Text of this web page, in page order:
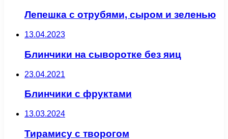
Лепешка с отрубями, сыром и зеленью
13.04.2023
Блинчики на сыворотке без яиц
23.04.2021
Блинчики с фруктами
13.03.2024
Тирамису с творогом